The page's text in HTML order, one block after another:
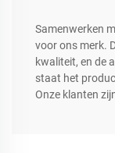
Samenwerken
voor ons merk.
kwaliteit, en de
staat het
Onze klanten